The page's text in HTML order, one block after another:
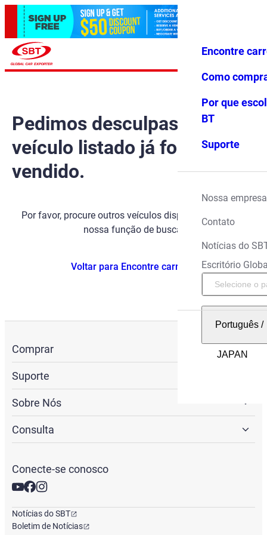
Favoritos Menu
Encontre
Como
Por que
BT
Suporte
Nossa empresa
Contato
Notícias do
Escritório
Português/
Pedimos desculpas, mas o
veículo listado já foi
vendido.
Por favor, procure outros veículos disponíveis usando
nossa função de busca.
Voltar para Encontre carros
Comprar
Suporte
Sobre Nós
Consulta
Conecte-se conosco
Notícias do SBT
Boletim de Notícias